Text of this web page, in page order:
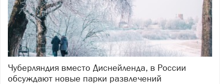
Чуберляндия вместо Диснейленда, в России
обсуждают новые парки развлечений